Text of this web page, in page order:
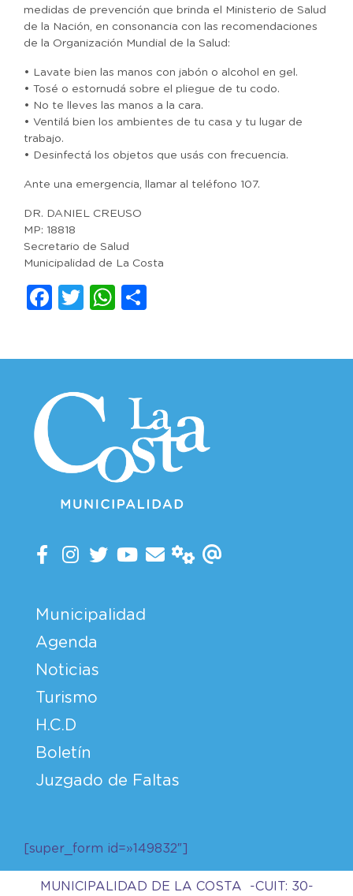
medidas de prevención que brinda el Ministerio de Salud
de la Nación, en consonancia con las recomendaciones
de la Organización Mundial de la Salud:
• Lavate bien las manos con jabón o alcohol en gel.
• Tosé o estornudá sobre el pliegue de tu codo.
• No te lleves las manos a la cara.
• Ventilá bien los ambientes de tu casa y tu lugar de
trabajo.
• Desinfectá los objetos que usás con frecuencia.
Ante una emergencia, llamar al teléfono 107.
DR. DANIEL CREUSO
MP: 18818
Secretario de Salud
Municipalidad de La Costa
Facebook
TwitterWhatsApp
Municipalidad
Agenda
Noticias
Turismo
H.C.D
Boletín
Juzgado de Faltas
[super_form id=»149832″]
MUNICIPALIDAD DE LA COSTA -CUIT: 30-